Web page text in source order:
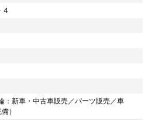
４
：新車・中古車販売／パーツ販売／車
）